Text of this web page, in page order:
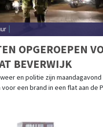
OPGEROEPEN
BEVERWIJK
en politie zijn
een brand in een flat aan de